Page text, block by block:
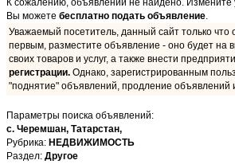
К сожалению, объявлений не найдено. Измените
Вы можете бесплатно подать объявление.
Уважаемый посетитель, данный сайт только
первым, разместите объявление - оно будет на
своих товаров и услуг, а также внести
регистрации. Однако, зарегистрированным
"поднятие" объявлений, продление объявлений
Параметры поиска объявлений:
с. Черемшан, Татарстан,
Рубрика: НЕДВИЖИМОСТЬ
Раздел: Другое